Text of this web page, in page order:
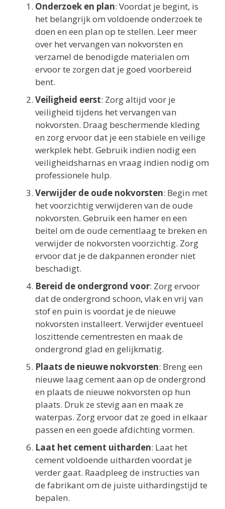
Onderzoek en plan: Voordat je begint, is
het belangrijk om voldoende onderzoek te
doen en een plan op te stellen. Leer meer
over het vervangen van nokvorsten en
verzamel de benodigde materialen om
ervoor te zorgen dat je goed voorbereid
bent.
Veiligheid eerst: Zorg altijd voor je
veiligheid tijdens het vervangen van
nokvorsten. Draag beschermende kleding
en zorg ervoor dat je een stabiele en veilige
werkplek hebt. Gebruik indien nodig een
veiligheidsharnas en vraag indien nodig om
professionele hulp.
Verwijder de oude nokvorsten: Begin met
het voorzichtig verwijderen van de oude
nokvorsten. Gebruik een hamer en een
beitel om de oude cementlaag te breken en
verwijder de nokvorsten voorzichtig. Zorg
ervoor dat je de dakpannen eronder niet
beschadigt.
Bereid de ondergrond voor: Zorg ervoor
dat de ondergrond schoon, vlak en vrij van
stof en puin is voordat je de nieuwe
nokvorsten installeert. Verwijder eventueel
loszittende cementresten en maak de
ondergrond glad en gelijkmatig.
Plaats de nieuwe nokvorsten: Breng een
nieuwe laag cement aan op de ondergrond
en plaats de nieuwe nokvorsten op hun
plaats. Druk ze stevig aan en maak ze
waterpas. Zorg ervoor dat ze goed in elkaar
passen en een goede afdichting vormen.
Laat het cement uitharden: Laat het
cement voldoende uitharden voordat je
verder gaat. Raadpleeg de instructies van
de fabrikant om de juiste uithardingstijd te
bepalen.